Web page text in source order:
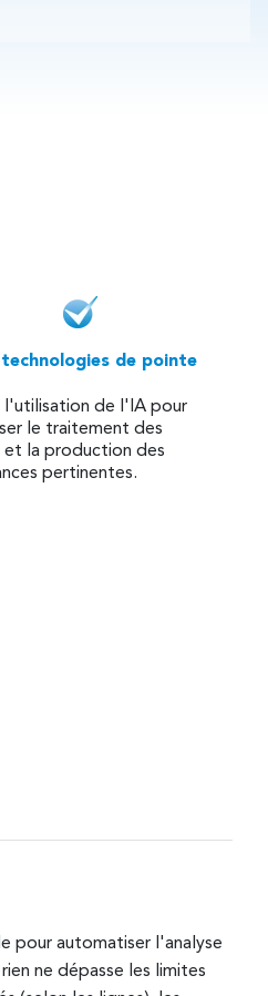
technologies de pointe
l'utilisation de l'IA pour
le traitement des
et la production des
pertinentes.
pour automatiser l'analyse
ne dépasse les limites